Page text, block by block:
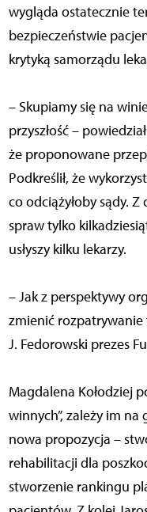
wygląda ostatecznie
bezpieczeństwie
krytyką samorządu
– Skupiamy się na
przyszłość –
że proponowane
Podkreślił, że
co odciążyłoby sądy. Z
spraw tylko
usłyszy kilku lekarzy.
– Jak z perspektywy
zmienić rozpatrywanie
J. Fedorowski prezes
Magdalena Kołodziej
winnych”, zależy im
nowa propozycja –
rehabilitacji dla
stworzenie rankingu